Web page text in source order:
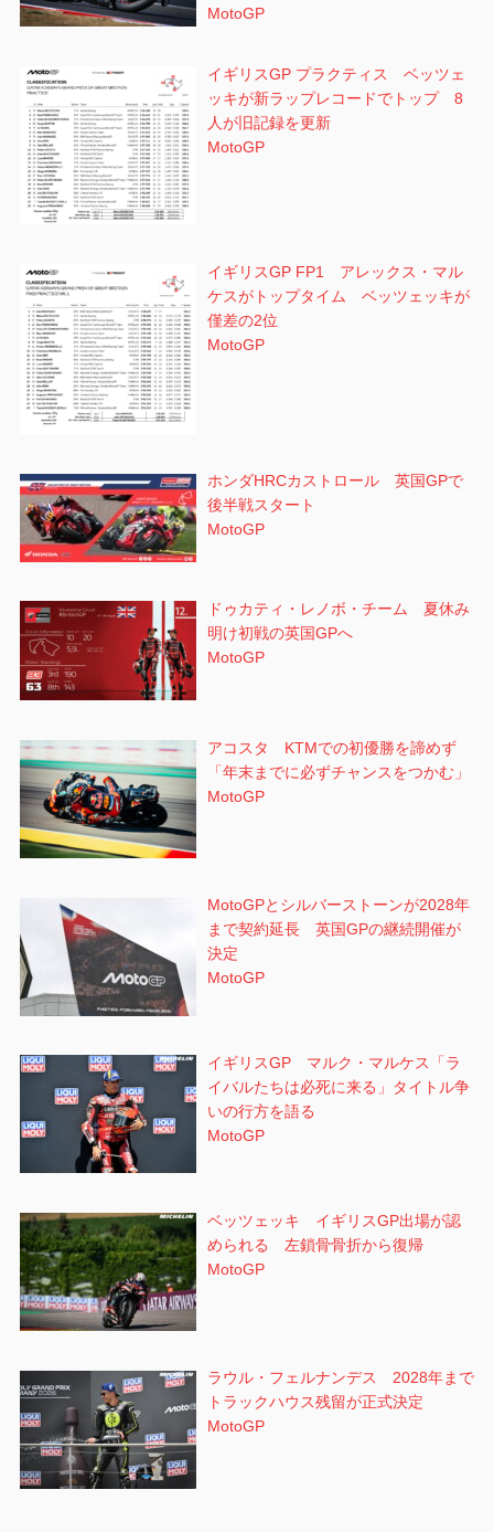
MotoGP
イギリスGP プラクティス ベッツェ
ッキが新ラップレコードでトップ 8
人が旧記録を更新
MotoGP
イギリスGP FP1 アレックス・マル
ケスがトップタイム ベッツェッキが
僅差の2位
MotoGP
ホンダHRCカストロール 英国GPで
後半戦スタート
MotoGP
ドゥカティ・レノボ・チーム 夏休み
明け初戦の英国GPへ
MotoGP
アコスタ KTMでの初優勝を諦めず
「年末までに必ずチャンスをつかむ」
MotoGP
MotoGPとシルバーストーンが2028年
まで契約延長 英国GPの継続開催が
決定
MotoGP
イギリスGP マルク・マルケス「ラ
イバルたちは必死に来る」タイトル争
いの行方を語る
MotoGP
ベッツェッキ イギリスGP出場が認
められる 左鎖骨骨折から復帰
MotoGP
ラウル・フェルナンデス 2028年まで
トラックハウス残留が正式決定
MotoGP